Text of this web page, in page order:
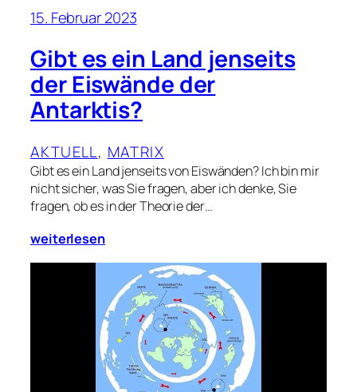
15. Februar 2023
Gibt es ein Land jenseits
der Eiswände der
Antarktis?
AKTUELL, MATRIX
Gibt es ein Land jenseits von Eiswänden? Ich bin mir
nicht sicher, was Sie fragen, aber ich denke, Sie
fragen, ob es in der Theorie der…
weiterlesen